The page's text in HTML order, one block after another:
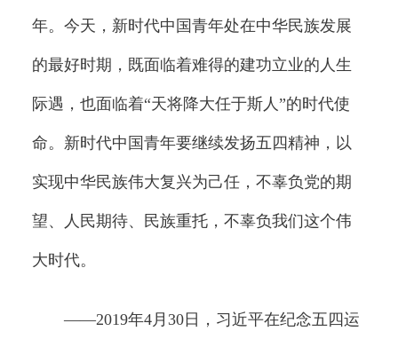
年。今天，新时代中国青年处在中华民族发展
的最好时期，既面临着难得的建功立业的人生
际遇，也面临着“天将降大任于斯人”的时代使
命。新时代中国青年要继续发扬五四精神，以
实现中华民族伟大复兴为己任，不辜负党的期
望、人民期待、民族重托，不辜负我们这个伟
大时代。
——2019年4月30日，习近平在纪念五四运